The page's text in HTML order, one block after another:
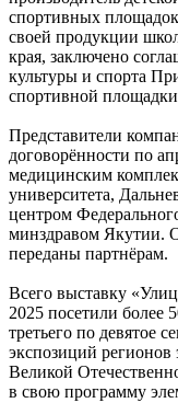
спортивных
своей продукции
края, заключено
культуры и спорта
спортивной
Представители
договорённости по
медицинским
университета,
центром
минздравом Якутии.
переданы партнёрам.
Всего выставку
2025 посетили более
третьего по девятое
экспозиций регионов
Великой
в свою программу